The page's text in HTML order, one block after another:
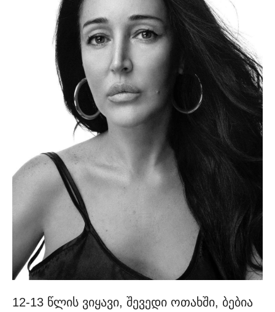
12-13 წლის ვიყავი, შევედი ოთახში, ბებია